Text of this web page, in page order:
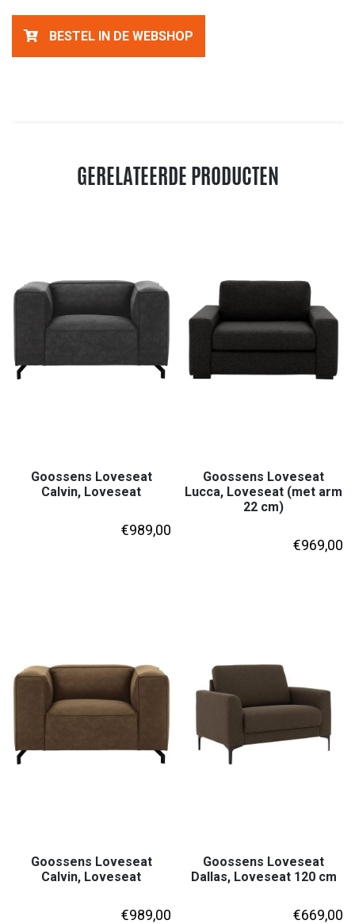
BESTEL IN DE WEBSHOP
GERELATEERDE PRODUCTEN
Goossens Loveseat
Calvin, Loveseat
€989,00
Goossens Loveseat
Lucca, Loveseat (met arm
22 cm)
€969,00
Goossens Loveseat
Calvin, Loveseat
€989,00
Goossens Loveseat
Dallas, Loveseat 120 cm
€669,00